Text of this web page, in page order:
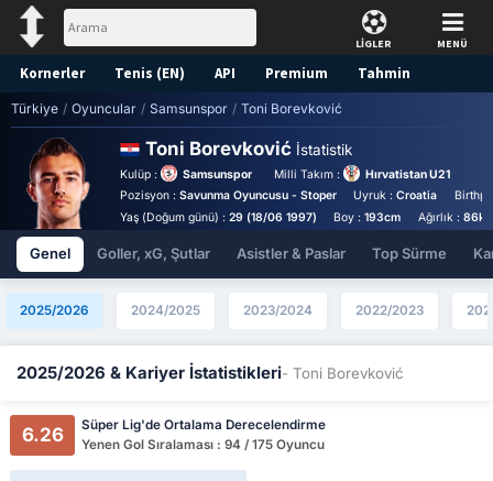
LİGLER MENÜ
Kornerler Tenis (EN) API Premium Tahmin
Türkiye / Oyuncular / Samsunspor / Toni Borevković
Toni Borevković İstatistik
Kulüp : Samsunspor Milli Takım :
Hırvatistan U21
Pozisyon : Savunma Oyuncusu - Stoper Uyruk :Croatia
Yaş (Doğum günü) : 29 (18/06 1997) Boy :193cm Ağırlık : 86kg
Genel Goller, xG, Şutlar Asistler & Paslar Top Sürme
2025/2026 2024/2025 2023/2024 2022/2023
2025/2026 & Kariyer İstatistikleri- Toni Borevković
6.26
Süper Lig'de Ortalama Derecelendirme
Yenen Gol Sıralaması : 94 / 175 Oyuncu